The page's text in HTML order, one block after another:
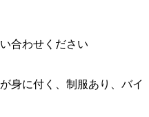
合わせください
身に付く、制服あり、バイ